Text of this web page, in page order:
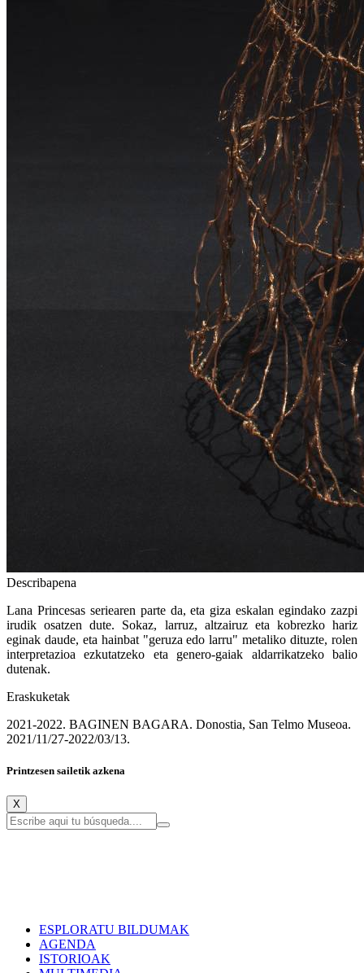
Describapena
Lana Princesas seriearen parte da, eta giza eskalan egindako zazpi
irudik osatzen dute. Sokaz, larruz, altzairuz eta kobrezko hariz
eginak daude, eta hainbat "geruza edo larru" metaliko dituzte, rolen
interpretazioa ezkutatzeko eta genero-gaiak aldarrikatzeko balio
dutenak.
Eraskuketak
2021-2022. BAGINEN BAGARA. Donostia, San Telmo Museoa.
2021/11/27-2022/03/13.
Printzesen sailetik azkena
X
ESPLORATU BILDUMAK
AGENDA
ISTORIOAK